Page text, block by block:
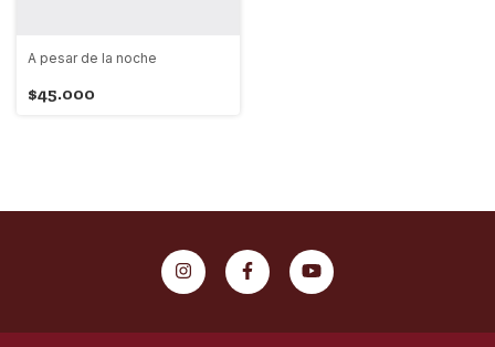
A pesar de la noche
$45.000